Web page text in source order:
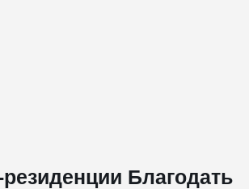
Благодать